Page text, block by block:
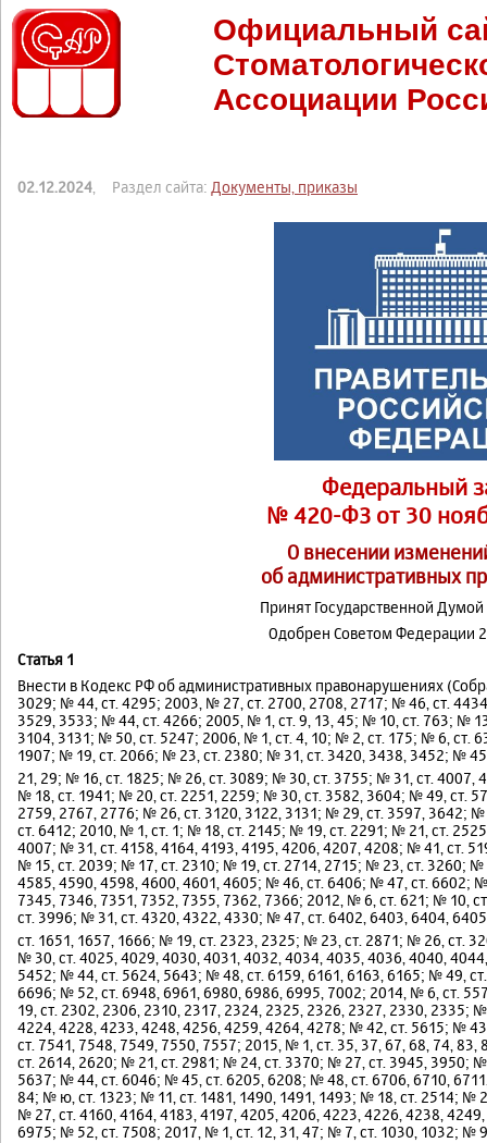
Официальный
Ассоциации
02.12.2024 , Раздел сайта: Документы, приказы
Федеральный
№ 420-ФЗ от 30
О внесении
об административных
Принят Государственной
Одобрен Советом Федерации
Статья 1
Внести в Кодекс РФ об административных правонарушениях
3029; № 44, ст. 4295; 2003, № 27, ст. 2700, 2708, 2717; № 46, ст.
3529, 3533; № 44, ст. 4266; 2005, № 1, ст. 9, 13, 45; № 10, ст. 763; №
3104, 3131; № 50, ст. 5247; 2006, № 1, ст. 4, 10; № 2, ст. 175; № 6, ст.
1907; № 19, ст. 2066; № 23, ст. 2380; № 31, ст. 3420, 3438, 3452; №
21, 29; № 16, ст. 1825; № 26, ст. 3089; № 30, ст. 3755; № 31, ст.
№ 18, ст. 1941; № 20, ст. 2251, 2259; № 30, ст. 3582, 3604; № 49, ст.
2759, 2767, 2776; № 26, ст. 3120, 3122, 3131; № 29, ст. 3597, 3642;
ст. 6412; 2010, № 1, ст. 1; № 18, ст. 2145; № 19, ст. 2291; № 21, ст.
4007; № 31, ст. 4158, 4164, 4193, 4195, 4206, 4207, 4208; № 41, ст.
№ 15, ст. 2039; № 17, ст. 2310; № 19, ст. 2714, 2715; № 23, ст. 3260;
4585, 4590, 4598, 4600, 4601, 4605; № 46, ст. 6406; № 47, ст. 6602;
7345, 7346, 7351, 7352, 7355, 7362, 7366; 2012, № 6, ст. 621; № 10,
ст. 3996; № 31, ст. 4320, 4322, 4330; № 47, ст. 6402, 6403, 6404,
ст. 1651, 1657, 1666; № 19, ст. 2323, 2325; № 23, ст. 2871; № 26, ст.
№ 30, ст. 4025, 4029, 4030, 4031, 4032, 4034, 4035, 4036, 4040,
5452; № 44, ст. 5624, 5643; № 48, ст. 6159, 6161, 6163, 6165; № 49,
6696; № 52, ст. 6948, 6961, 6980, 6986, 6995, 7002; 2014, № 6, ст.
19, ст. 2302, 2306, 2310, 2317, 2324, 2325, 2326, 2327, 2330, 2335;
4224, 4228, 4233, 4248, 4256, 4259, 4264, 4278; № 42, ст. 5615; №
ст. 7541, 7548, 7549, 7550, 7557; 2015, № 1, ст. 35, 37, 67, 68, 74,
ст. 2614, 2620; № 21, ст. 2981; № 24, ст. 3370; № 27, ст. 3945, 3950;
5637; № 44, ст. 6046; № 45, ст. 6205, 6208; № 48, ст. 6706, 6710,
84; № ю, ст. 1323; № 11, ст. 1481, 1490, 1491, 1493; № 18, ст. 2514; №
№ 27, ст. 4160, 4164, 4183, 4197, 4205, 4206, 4223, 4226, 4238,
6975; № 52, ст. 7508; 2017, № 1, ст. 12, 31, 47; № 7, ст. 1030, 1032; №